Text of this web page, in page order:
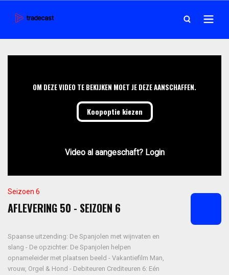
OM DEZE VIDEO TE BEKIJKEN MOET JE DEZE AANSCHAFFEN.
Koopoptie kiezen
Video al aangeschaft? Login
Seizoen 6
AFLEVERING 50 - SEIZOEN 6
Spaanse uitzending: De Spanjolen met wijnvaten en
slang - De opzichter: De Spanjolen helpen
opnameleider met plaatsen beeld - Vakantiefilm Man,
vrouw, Orgel & Hond - Debiteuren Crediteuren 6: Eén